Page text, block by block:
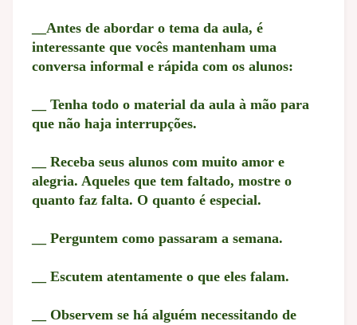
__Antes de abordar o tema da aula, é
interessante que vocês mantenham uma
conversa informal e rápida com os alunos:
__ Tenha todo o material da aula à mão para
que não haja interrupções.
__ Receba seus alunos com muito amor e
alegria. Aqueles que tem faltado, mostre o
quanto faz falta. O quanto é especial.
__ Perguntem como passaram a semana.
__ Escutem atentamente o que eles falam.
__ Observem se há alguém necessitando de